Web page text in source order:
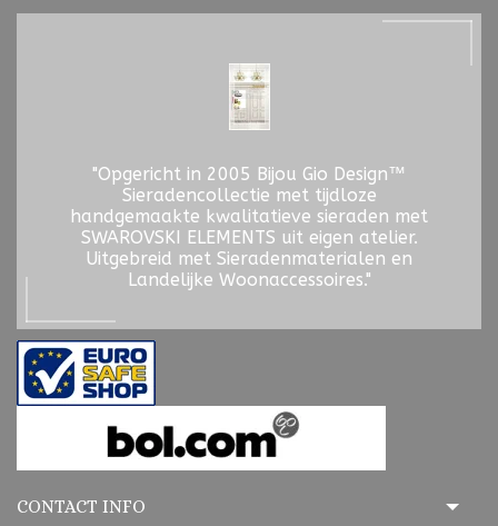
"Opgericht in 2005 Bijou Gio Design™
Sieradencollectie met tijdloze
handgemaakte kwalitatieve sieraden met
SWAROVSKI ELEMENTS uit eigen atelier.
Uitgebreid met Sieradenmaterialen en
Landelijke Woonaccessoires."
CONTACT INFO